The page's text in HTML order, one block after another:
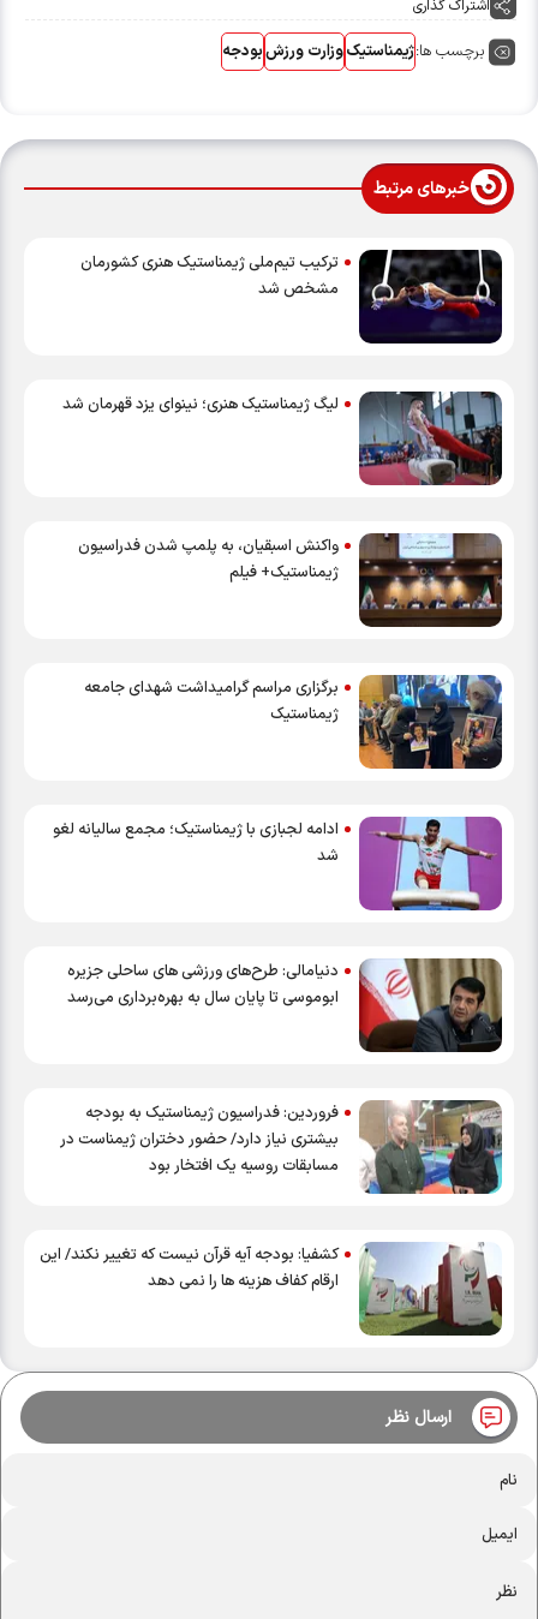
اشتراک گذاری
برچسب ها:ژیمناستیکوزارت ورزشبودجه
خبرهای مرتبط
ترکیب تیم‌ملی ژیمناستیک هنری کشورمان
مشخص شد
لیگ ژیمناستیک هنری؛ نینوای یزد قهرمان شد
واکنش اسبقیان، به پلمپ شدن فدراسیون
ژیمناستیک+ فیلم
برگزاری مراسم گرامیداشت شهدای جامعه
ژیمناستیک
ادامه لجبازی با ژیمناستیک؛ مجمع سالیانه لغو
شد
دنیامالی: طرح‌های ورزشی های ساحلی جزیره
ابوموسی تا پایان سال به بهره‌برداری می‌رسد
فروردین: فدراسیون ژیمناستیک به بودجه
بیشتری نیاز دارد/ حضور دختران ژیمناست در
مسابقات روسیه یک افتخار بود
کشفیا: بودجه آیه قرآن نیست که تغییر نکند/ این
ارقام کفاف هزینه ها را نمی دهد
ارسال نظر